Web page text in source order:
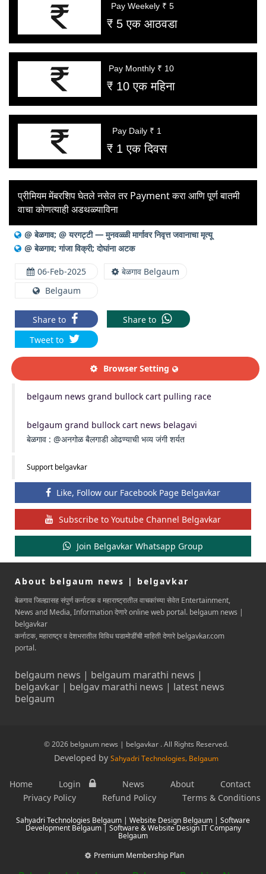
Pay Weekely ₹ 5
₹ 5 एक आठवडा
Pay Monthly ₹ 10
₹ 10 एक महिना
Pay Daily ₹ 1
₹ 1 एक दिवस
प्रीमियम मेंबरशिप घेतले नसेल तर Payment करा आणि पूर्ण बातमी
वाचा कोणत्याही अडथळ्याविना
@ बेळगाव; @ यरगट्टी — मुनवळ्ळी मार्गावर निवृत्त जवानाचा मृत्यू
@ बेळगाव; गांजा विक्री; दोघांना अटक
06-Feb-2025
बेळगाव Belgaum
Belgaum
Share to
Share to
Tweet to
Browser Setting
belgaum news grand bullock cart pulling race
belgaum grand bullock cart news belagavi
बेळगाव : @अनगोळ बैलगाडी ओढण्याची भव्य जंगी शर्यत
Support belgavkar
Like, Follow our Facebook Page Belgavkar
Subscribe to Youtube Channel Belgavkar
Join Belgavkar Whatsapp Group
About belgaum news | belgavkar
बेळगाव जिल्ह्यासह संपुर्ण कर्नाटक व महाराष्ट्रातील वाचकांच्या सेवेत Entertainment,
News and Media, Information देणारे online web portal. belgaum news |
belgavkar
कर्नाटक, महाराष्ट्र व देशभरातील विविध घडामोडींची माहिती देणारे belgavkar.com
portal.
belgaum news | belgaum marathi news |
belgavkar | belgav marathi news | latest news
belgaum
© 2026 belgaum news | belgavkar . All Rights Reserved.
Developed by Sahyadri Technologies, Belgaum
Home Login News About
Contact
Privacy Policy
Refund Policy Terms & Conditions
Sahyadri Technologies Belgaum | Website Design Belgaum | Software
Development Belgaum | Software & Website Design IT Company
Belgaum
Premium Membership Plan